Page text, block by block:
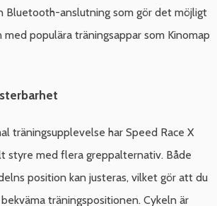
Bluetooth-anslutning som gör det möjligt
populära träningsappar som Kinomap
träningsupplevelse har Speed Race X
styre med flera greppalternativ. Både
position kan justeras, vilket gör att du
träningspositionen. Cykeln är